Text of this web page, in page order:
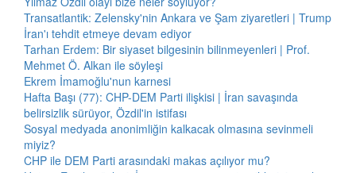
Transatlantik: Zelensky'nin Ankara ve Şam ziyaretleri | Trump
İran'ı tehdit etmeye devam ediyor
Tarhan Erdem: Bir siyaset bilgesinin bilinmeyenleri | Prof.
Mehmet Ö. Alkan ile söyleşi
Ekrem İmamoğlu'nun karnesi
Hafta Başı (77): CHP-DEM Parti ilişkisi | İran savaşında
belirsizlik sürüyor, Özdil'in istifası
Sosyal medyada anonimliğin kalkacak olmasına sevinmeli
miyiz?
CHP ile DEM Parti arasındaki makas açılıyor mu?